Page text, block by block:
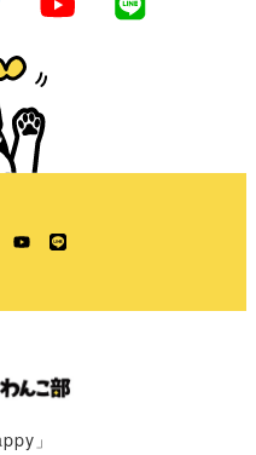
TwitterYouTube
LINE
」